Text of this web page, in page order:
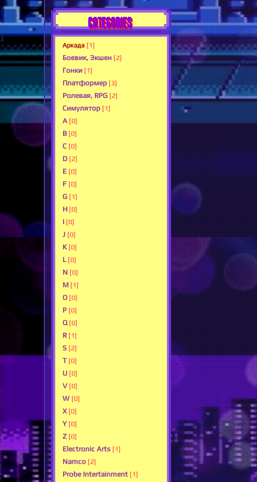
CATEGORIES
Аркада [1]
Боевик, Экшен [2]
Гонки [1]
Платформер [3]
Ролевая, RPG [2]
Симулятор [1]
A [0]
B [0]
C [0]
D [2]
E [0]
F [0]
G [1]
H [0]
I [0]
J [0]
K [0]
L [0]
N [0]
M [1]
O [0]
P [0]
Q [0]
R [1]
S [2]
T [0]
U [0]
V [0]
W [0]
X [0]
Y [0]
Z [0]
Electronic Arts [1]
Namco [2]
Probe Intertainment [1]